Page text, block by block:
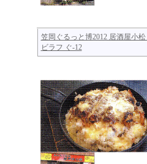
笠岡ぐるっと博2012 居酒屋小
ビラフ ぐ-12